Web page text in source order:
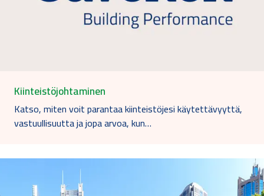
Kiinteistöjohtaminen
Katso, miten voit parantaa kiinteistöjesi käytettävyyttä,
vastuullisuutta ja jopa arvoa, kun…